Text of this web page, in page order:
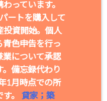
っています。
ートを購入して
投資開始。個人
青色申告を行っ
業について承認
。備忘録代わり
1月時点での所
。 貸家；築